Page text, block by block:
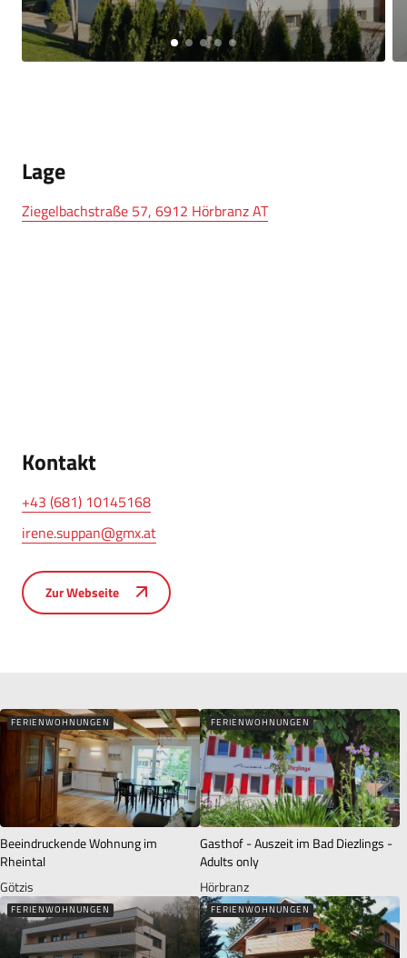
Lage
Ziegelbachstraße 57, 6912 Hörbranz AT
Kontakt
+43 (681) 10145168
irene.suppan@gmx.at
Zur Webseite
FERIENWOHNUNGEN
Beeindruckende Wohnung im
Rheintal
Götzis
FERIENWOHNUNGEN
Gasthof - Auszeit im Bad Diezlings -
Adults only
Hörbranz
FERIENWOHNUNGEN FERIENWOHNUNGEN